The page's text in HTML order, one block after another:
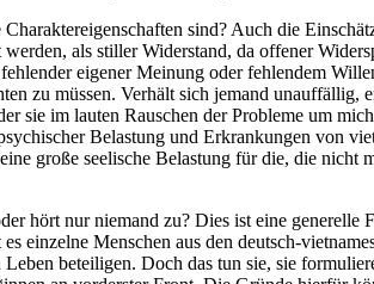
sind? Auch die
als stiller Widerstand, da offener
eigener Meinung oder fehlendem
zu müssen. Verhält sich jemand
sie im lauten Rauschen der Probleme um
Belastung und Erkrankungen von
große seelische Belastung für die, die
hört nur niemand zu? Dies ist eine generelle
Menschen aus den deutsch-
beteiligen. Doch das tun sie, sie